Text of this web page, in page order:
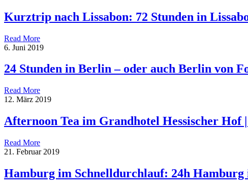
Kurztrip nach Lissabon: 72 Stunden in
Read More
6. Juni 2019
24 Stunden in Berlin – oder auch Berlin von
Read More
12. März 2019
Afternoon Tea im Grandhotel Hessischer Hof
Read More
21. Februar 2019
Hamburg im Schnelldurchlauf: 24h